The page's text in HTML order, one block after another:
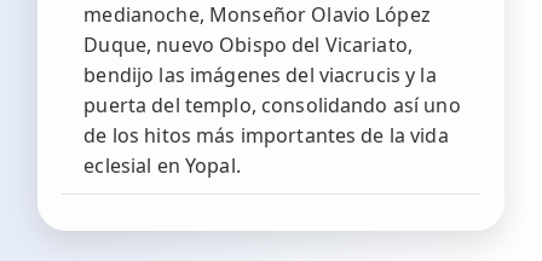
medianoche, Monseñor Olavio López
Duque, nuevo Obispo del Vicariato,
bendijo las imágenes del viacrucis y la
puerta del templo, consolidando así uno
de los hitos más importantes de la vida
eclesial en Yopal.